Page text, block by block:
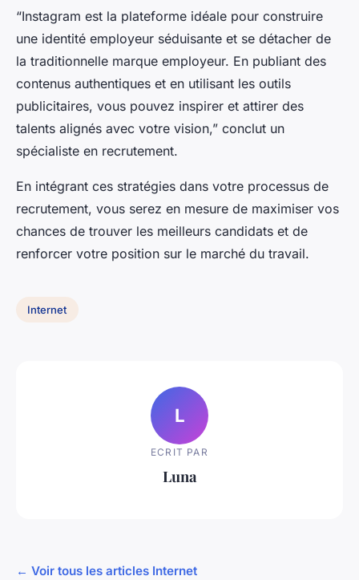
“Instagram est la plateforme idéale pour construire
une identité employeur séduisante et se détacher de
la traditionnelle marque employeur. En publiant des
contenus authentiques et en utilisant les outils
publicitaires, vous pouvez inspirer et attirer des
talents alignés avec votre vision,” conclut un
spécialiste en recrutement.
En intégrant ces stratégies dans votre processus de
recrutement, vous serez en mesure de maximiser vos
chances de trouver les meilleurs candidats et de
renforcer votre position sur le marché du travail.
Internet
L
ECRIT PAR
Luna
← Voir tous les articles Internet